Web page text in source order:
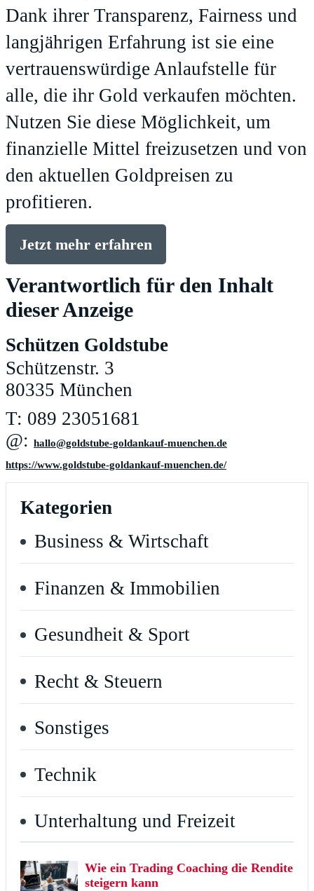
Dank ihrer Transparenz, Fairness und
langjährigen Erfahrung ist sie eine
vertrauenswürdige Anlaufstelle für
alle, die ihr Gold verkaufen möchten.
Nutzen Sie diese Möglichkeit, um
finanzielle Mittel freizusetzen und von
den aktuellen Goldpreisen zu
profitieren.
Jetzt mehr erfahren
Verantwortlich für den Inhalt
dieser Anzeige
Schützen Goldstube
Schützenstr. 3
80335 München
T: 089 23051681
@: ed.nehcneum-fuaknadlog-ebutsdlog@ollah
https://www.goldstube-goldankauf-muenchen.de/
Kategorien
Business & Wirtschaft
Finanzen & Immobilien
Gesundheit & Sport
Recht & Steuern
Sonstiges
Technik
Unterhaltung und Freizeit
Wie ein Trading Coaching die Rendite
steigern kann